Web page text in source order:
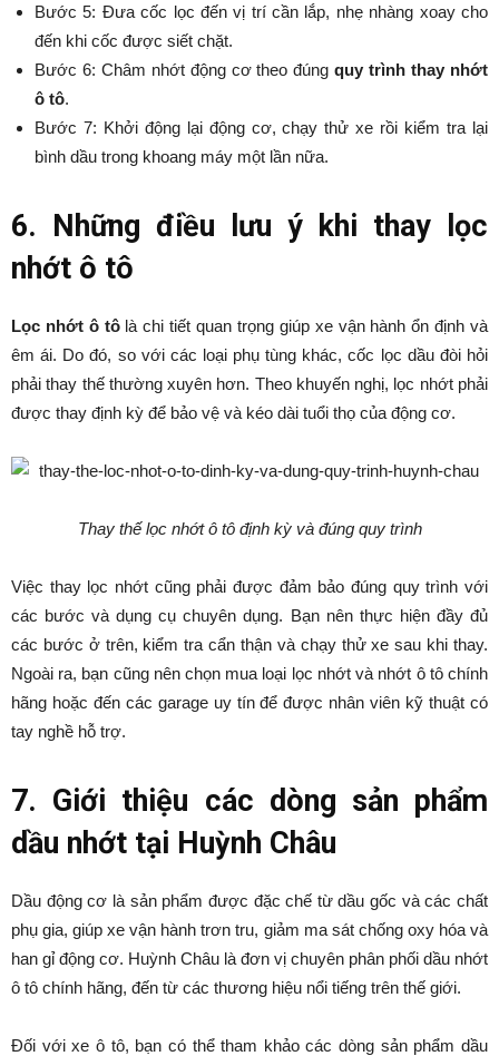
Bước 5: Đưa cốc lọc đến vị trí cần lắp, nhẹ nhàng xoay cho
đến khi cốc được siết chặt.
Bước 6: Châm nhớt động cơ theo đúngquy trình thay nhớt
ô tô.
Bước 7: Khởi động lại động cơ, chạy thử xe rồi kiểm tra lại
bình dầu trong khoang máy một lần nữa.
6. Những điều lưu ý khi thay lọc
nhớt ô tô
Lọc nhớt ô tôlà chi tiết quan trọng giúp xe vận hành ổn định và
êm ái. Do đó, so với các loại phụ tùng khác, cốc lọc dầu đòi hỏi
phải thay thế thường xuyên hơn. Theo khuyến nghị, lọc nhớt phải
được thay định kỳ để bảo vệ và kéo dài tuổi thọ của động cơ.
Thay thế lọc nhớt ô tô định kỳ và đúng quy trình
Việc thay lọc nhớt cũng phải được đảm bảo đúng quy trình với
các bước và dụng cụ chuyên dụng. Bạn nên thực hiện đầy đủ
các bước ở trên, kiểm tra cẩn thận và chạy thử xe sau khi thay.
Ngoài ra, bạn cũng nên chọn mua loại lọc nhớt và nhớt ô tô chính
hãng hoặc đến các garage uy tín để được nhân viên kỹ thuật có
tay nghề hỗ trợ.
7. Giới thiệu các dòng sản phẩm
dầu nhớt tại Huỳnh Châu
Dầu động cơ là sản phẩm được đặc chế từ dầu gốc và các chất
phụ gia, giúp xe vận hành trơn tru, giảm ma sát chống oxy hóa và
han gỉ động cơ. Huỳnh Châu là đơn vị chuyên phân phối dầu nhớt
ô tô chính hãng, đến từ các thương hiệu nổi tiếng trên thế giới.
Đối với xe ô tô, bạn có thể tham khảo các dòng sản phẩm dầu